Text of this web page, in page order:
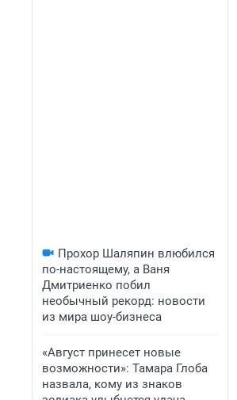
Прохор Шаляпин влюбился
по-настоящему, а Ваня
Дмитриенко побил
необычный рекорд: новости
из мира шоу-бизнеса
«Август принесет новые
возможности»: Тамара Глоба
назвала, кому из знаков